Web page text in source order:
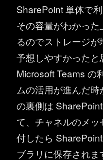
SharePoint 単体で
その容量がわかっ
るのでストレージが
予想しやすかった
Microsoft Teams の
ムの活用が進んだ
の裏側は
て、チャネルのメ
付したら
ブラリに保存され